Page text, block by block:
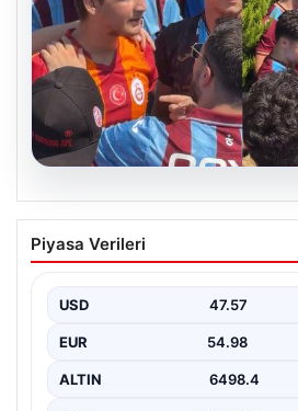
05.08.2026
Mohamed Salah’ı
Galatasaraylı taraftarı
Piyasa Verileri
USD 47.57
EUR 54.98
ALTIN 6498.4